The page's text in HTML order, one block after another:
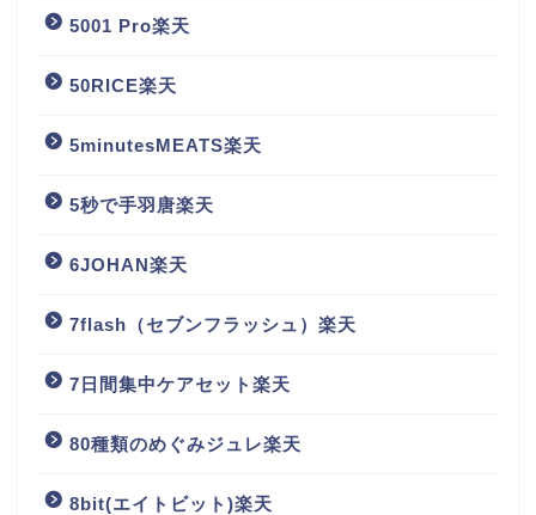
5001 Pro楽天
50RICE楽天
5minutesMEATS楽天
5秒で手羽唐楽天
6JOHAN楽天
7flash（セブンフラッシュ）楽天
7日間集中ケアセット楽天
80種類のめぐみジュレ楽天
8bit(エイトビット)楽天